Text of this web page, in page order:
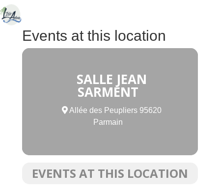
Events at this location
SALLE JEAN
SARMENT
Allée des Peupliers 95620
Parmain
EVENTS AT THIS LOCATION